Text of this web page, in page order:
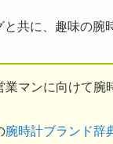
共に、趣味の腕
業マンに向けて腕
腕時計ブランド辞